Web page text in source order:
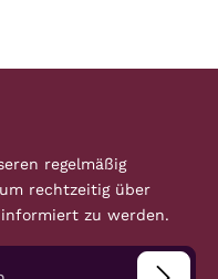
regelmäßig
rechtzeitig über
zu werden.